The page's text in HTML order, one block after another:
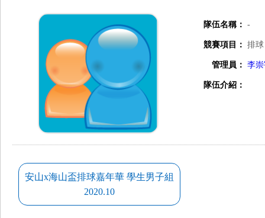
隊伍名稱： -
競賽項目： 排球
管理員： 李
隊伍介紹：
安山x海山盃排球嘉年華 學生男子組
2020.10